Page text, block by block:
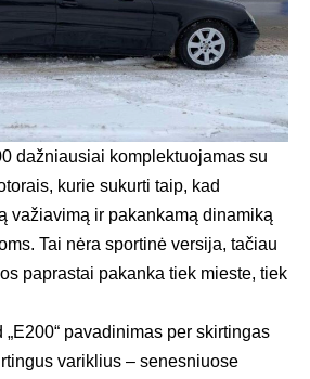
dažniausiai komplektuojamas su
kurie sukurti taip, kad
važiavimą ir pakankamą dinamiką
Tai nėra sportinė versija, tačiau
paprastai pakanka tiek mieste, tiek
pavadinimas per skirtingas
variklius – senesniuose